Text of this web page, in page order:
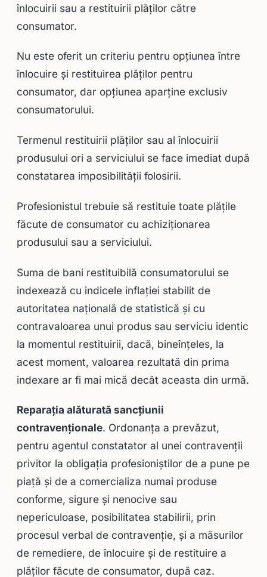
înlocuirii sau a restituirii plăţilor către
consumator.
Nu este oferit un criteriu pentru opţiunea între
înlocuire şi restituirea plăţilor pentru
consumator, dar opţiunea aparţine exclusiv
consumatorului.
Termenul restituirii plăţilor sau al înlocuirii
produsului ori a serviciului se face imediat după
constatarea imposibilităţii folosirii.
Profesionistul trebuie să restituie toate plăţile
făcute de consumator cu achiziţionarea
produsului sau a serviciului.
Suma de bani restituibilă consumatorului se
indexează cu indicele inflaţiei stabilit de
autoritatea naţională de statistică şi cu
contravaloarea unui produs sau serviciu identic
la momentul restituirii, dacă, bineînţeles, la
acest moment, valoarea rezultată din prima
indexare ar fi mai mică decât aceasta din urmă.
Reparaţia alăturată sancţiunii
contravenţionale. Ordonanţa a prevăzut,
pentru agentul constatator al unei contravenţii
privitor la obligaţia profesioniştilor de a pune pe
piaţă şi de a comercializa numai produse
conforme, sigure şi nenocive sau
nepericuloase, posibilitatea stabilirii, prin
procesul verbal de contravenţie, şi a măsurilor
de remediere, de înlocuire şi de restituire a
plăţilor făcute de consumator, după caz.